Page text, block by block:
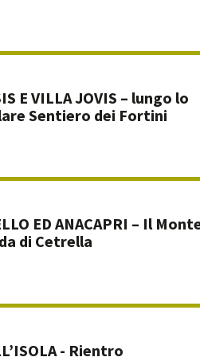
E VILLA JOVIS – lungo lo
Sentiero dei Fortini
ED ANACAPRI – Il
di Cetrella
- Rientro